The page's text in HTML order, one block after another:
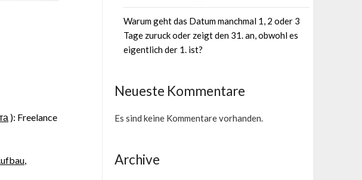
): Freelance
,
Warum geht das Datum manchmal 1, 2 oder 3
Tage zuruck oder zeigt den 31. an, obwohl es
eigentlich der 1. ist?
Neueste Kommentare
Es sind keine Kommentare vorhanden.
Archive